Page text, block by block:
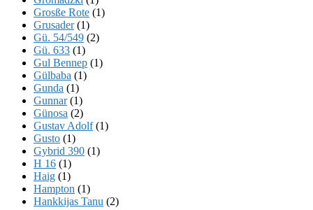
Grosße Rote (1)
Grusader(1)
Gü. 54/549 (2)
Gü. 633 (1)
Gul Bennep (1)
Gülbaba (1)
Gunda (1)
Gunnar(1)
Günosa (2)
Gustav Adolf(1)
Gusto (1)
Gybrid 390 (1)
H 16 (1)
Haig (1)
Hampton (1)
Hankkijas Tanu (2)